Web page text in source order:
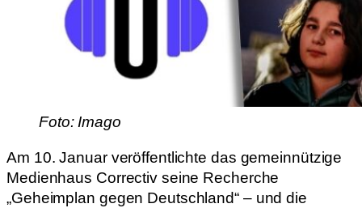
Foto: Imago
Am 10. Januar veröffentlichte das gemeinnützige
Medienhaus Correctiv seine Recherche
„Geheimplan gegen Deutschland“ – und die